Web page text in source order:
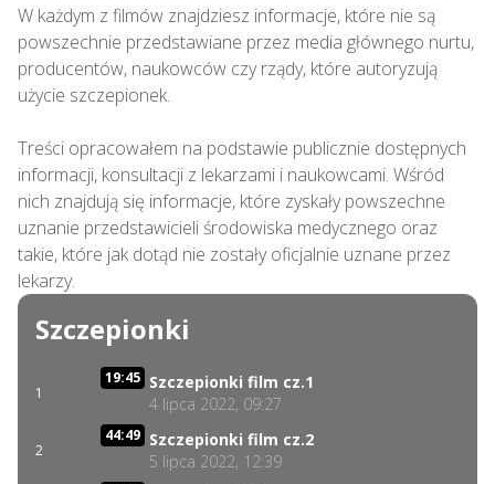
W każdym z filmów znajdziesz informacje, które nie są
powszechnie przedstawiane przez media głównego nurtu,
producentów, naukowców czy rządy, które autoryzują
użycie szczepionek.
Treści opracowałem na podstawie publicznie dostępnych
informacji, konsultacji z lekarzami i naukowcami. Wśród
nich znajdują się informacje, które zyskały powszechne
uznanie przedstawicieli środowiska medycznego oraz
takie, które jak dotąd nie zostały oficjalnie uznane przez
lekarzy.
Szczepionki
1
19:45 Szczepionki film cz.1
4 lipca 2022, 09:27
2
44:49 Szczepionki film cz.2
5 lipca 2022, 12:39